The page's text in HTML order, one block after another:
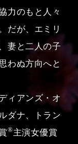
力のもと人々
だが、エミリ
妻と二人の子
わぬ方向へと
ィアンズ・オ
ダナ、トラン
®主演女優賞